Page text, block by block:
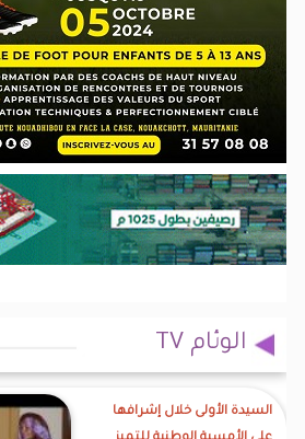
الوئام TV
السيدة الأولى خلال إشرافها